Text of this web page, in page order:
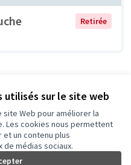
utilisés sur le site web
Web pour améliorer la
Les cookies nous permettent
un contenu plus
de médias sociaux.
Retirée